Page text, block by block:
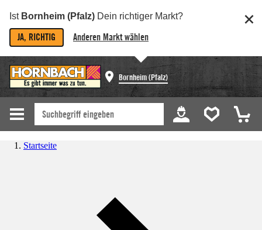
Ist Bornheim (Pfalz) Dein richtiger Markt?
JA, RICHTIG Anderen Markt wählen
Bornheim (Pfalz)
Startseite